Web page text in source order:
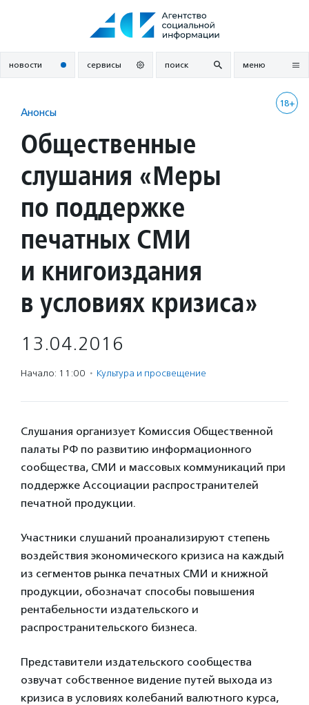
новости сервисы поиск меню
18+
Анонсы
Общественные
слушания «Меры
по поддержке
печатных СМИ
и книгоиздания
в условиях кризиса»
13.04.2016
Начало: 11:00 · Культура и просвещение
Слушания организует Комиссия Общественной
палаты РФ по развитию информационного
сообщества, СМИ и массовых коммуникаций при
поддержке Ассоциации распространителей
печатной продукции.
Участники слушаний проанализируют степень
воздействия экономического кризиса на каждый
из сегментов рынка печатных СМИ и книжной
продукции, обозначат способы повышения
рентабельности издательского и
распространительского бизнеса.
Представители издательского сообщества
озвучат собственное видение путей выхода из
кризиса в условиях колебаний валютного курса,